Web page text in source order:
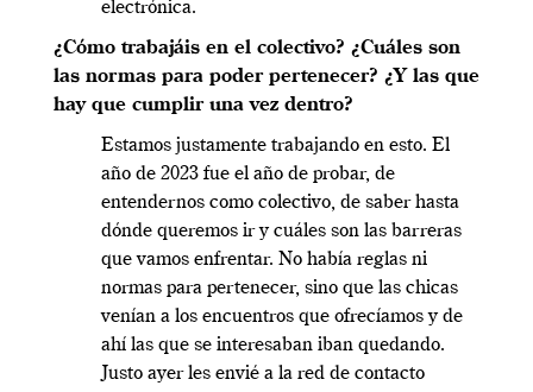
electrónica.
¿Cómo trabajáis en el colectivo? ¿Cuáles son
las normas para poder pertenecer? ¿Y las que
hay que cumplir una vez dentro?
Estamos justamente trabajando en esto. El
año de 2023 fue el año de probar, de
entendernos como colectivo, de saber hasta
dónde queremos ir y cuáles son las barreras
que vamos enfrentar. No había reglas ni
normas para pertenecer, sino que las chicas
venían a los encuentros que ofrecíamos y de
ahí las que se interesaban iban quedando.
Justo ayer les envié a la red de contacto